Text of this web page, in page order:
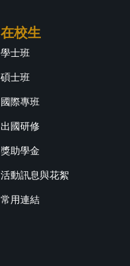
在校生
學士班
碩士班
國際專班
出國研修
獎助學金
活動訊息與花絮
常用連結